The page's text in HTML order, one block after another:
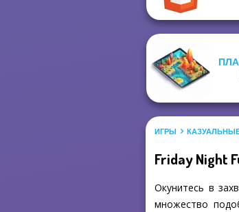
ИГРЫ
Friday Night
Окунитесь в
множество